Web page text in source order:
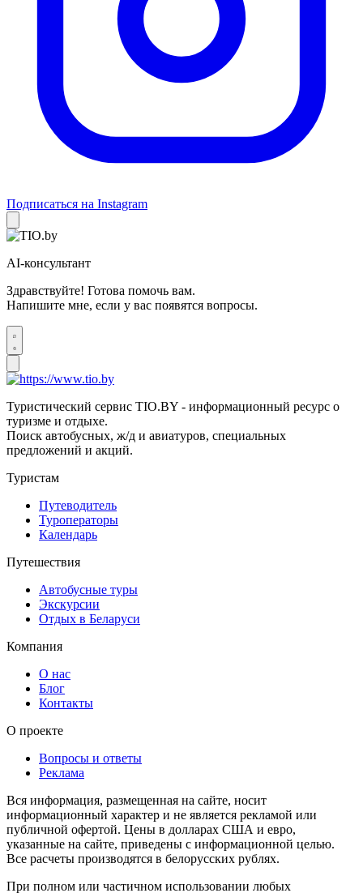
Подписаться на Instagram
AI-консультант
Здравствуйте! Готова помочь вам.
Напишите мне, если у вас появятся вопросы.
Туристический сервис TIO.BY - информационный ресурс о
туризме и отдыхе.
Поиск автобусных, ж/д и авиатуров, специальных
предложений и акций.
Туристам
Путеводитель
Туроператоры
Календарь
Путешествия
Автобусные туры
Экскурсии
Отдых в Беларуси
Компания
О нас
Блог
Контакты
О проекте
Вопросы и ответы
Реклама
Вся информация, размещенная на сайте, носит
информационный характер и не является рекламой или
публичной офертой. Цены в долларах США и евро,
указанные на сайте, приведены с информационной целью.
Все расчеты производятся в белорусских рублях.
При полном или частичном использовании любых